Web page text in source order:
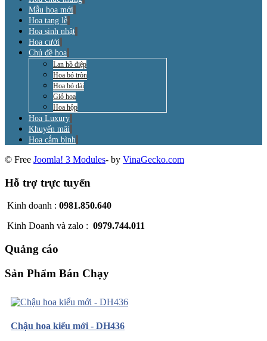
Mẫu hoa mới
Hoa tang lễ
Hoa sinh nhật
Hoa cưới
Chủ đề hoa
Lan hồ điệp
Hoa bó tròn
Hoa bó dài
Giỏ hoa
Hoa hộp
Hoa Luxury
Khuyến mãi
Hoa cắm bình
© Free Joomla! 3 Modules- by VinaGecko.com
Hỗ trợ trực tuyến
Kinh doanh : 0981.850.640
Kinh Doanh và zalo : 0979.744.011
Quảng cáo
Sản Phẩm Bán Chạy
Chậu hoa kiểu mới - DH436